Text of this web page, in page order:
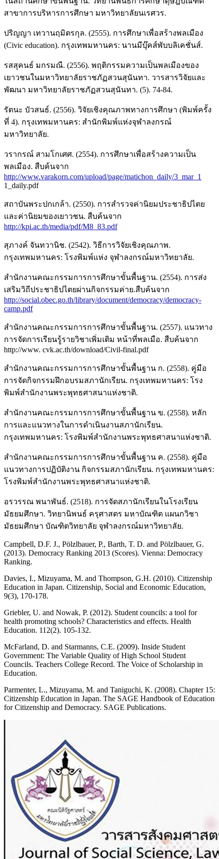
สาขาการบริหารการศึกษา มหาวิทยาลัยนเรศวร.
ปริญญา เทวานฤมิตรกุล. (2555). การศึกษาเพื่อสร้างพลเมือง
(Civic education). กรุงเทพมหานคร: นานมีบุ๊คส์พับบลิเคชั่นส์.
รสสุคนธ์ มกรมณี. (2556). พฤติกรรมความเป็นพลเมืองของ
เยาวชนในมหาวิทยาลัยราชภัฏสวนสุนันทา. วารสารวิจัยและ
พัฒนา มหาวิทยาลัยราชภัฏสวนสุนันทา. (5). 74-84.
รัตนะ บัวสนธ์. (2556). วิจัยเชิงคุณภาพทางการศึกษา (พิมพ์ครั้ง
ที่ 4). กรุงเทพมหานคร: สำนักพิมพ์แห่งจุฬาลงกรณ์
มหาวิทยาลัย.
วรากรณ์ สามโกเศศ. (2554). การศึกษาเพื่อสร้างความเป็น
พลเมือง. สืบค้นจาก
http://www.varakorn.com/upload/page/matichon_daily/3_mar_1
1_daily.pdf
สถาบันพระปกเกล้า. (2550). การสำรวจค่านิยมประชาธิปไตย
และค่านิยมของเยาวชน. สืบค้นจาก
http://kpi.ac.th/media/pdf/M8_83.pdf
สุภางค์ จันทวานิช. (2542). วิธีการวิจัยเชิงคุณภาพ.
กรุงเทพมหานคร: โรงพิมพ์แห่ง จุฬาลงกรณ์มหาวิทยาลัย.
สำนักงานคณะกรรมการการศึกษาขั้นพื้นฐาน. (2554). การส่ง
เสริมวิถีประชาธิปไตยผ่านกิจกรรมค่าย.สืบค้นจาก
http://social.obec.go.th/library/document/democracy/democracy-
camp.pdf
สำนักงานคณะกรรมการการศึกษาขั้นพื้นฐาน. (2557). แนวทาง
การจัดการเรียนรู้รายวิชาเพิ่มเติม หน้าที่พลเมือ. สืบค้นจาก
http://www. cvk.ac.th/download/Civil-final.pdf
สำนักงานคณะกรรมการการศึกษาขั้นพื้นฐาน ก. (2558). คู่มือ
การจัดกิจกรรมฝึกอบรมสภานักเรียน. กรุงเทพมหานคร: โรง
พิมพ์สำนักงานพระพุทธศาสนาแห่งชาติ.
สำนักงานคณะกรรมการการศึกษาขั้นพื้นฐาน ข. (2558). หลัก
การและแนวทางในการดำเนินงานสภานักเรียน.
กรุงเทพมหานคร: โรงพิมพ์สำนักงานพระพุทธศาสนาแห่งชาติ.
สำนักงานคณะกรรมการการศึกษาขั้นพื้นฐาน ค. (2558). คู่มือ
แนวทางการปฏิบัติงาน กิจกรรมสภานักเรียน. กรุงเทพมหานคร:
โรงพิมพ์สำนักงานพระพุทธศาสนาแห่งชาติ.
อรวรรณ พนาพันธ์. (2518). การจัดสภานักเรียนในโรงเรียน
มัธยมศึกษา. วิทยานิพนธ์ ครุศาสตร มหาบัณฑิต แผนกวิชา
มัธยมศึกษา บัณฑิตวิทยาลัย จุฬาลงกรณ์มหาวิทยาลัย.
Campbell, D.F. J., Pölzlbauer, P., Barth, T. D. and Pölzlbauer, G.
(2013). Democracy Ranking 2013 (Scores). Vienna: Democracy
Ranking.
Davies, I., Mizuyama, M. and Thompson, G.H. (2010). Citizenship
Education in Japan. Citizenship, Social and Economic Education,
9(3), 170-178.
Griebler, U. and Nowak, P. (2012). Student councils: a tool for
health promoting schools? Characteristics and effects. Health
Education. 112(2). 105-132.
McFarland, D. and Starmanns, C.E. (2009). Inside Student
Government: The Variable Quality of High School Student
Councils. Teachers College Record. The Voice of Scholarship in
Education.
Parmenter, L., Mizuyama, M. and Taniguchi, K. (2008). Chapter 15:
Citizenship Education in Japan. The SAGE Handbook of Education
for Citizenship and Democracy. SAGE Publications.